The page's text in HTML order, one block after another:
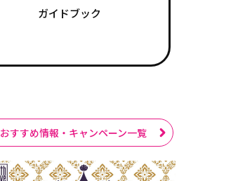
ガイドブック
おすすめ情報・キャンペーン一覧